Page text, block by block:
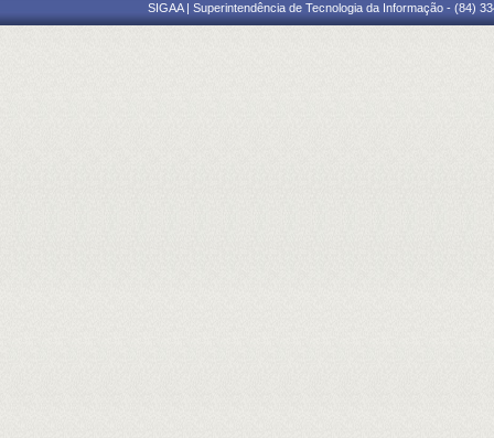
SIGAA | Superintendência de Tecnologia da Informação - (84)